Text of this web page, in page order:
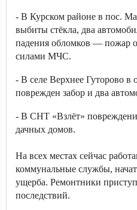
- В Курском районе в пос.
выбиты стёкла, два
падения обломков — пожар
силами МЧС.
- В селе Верхнее Гуторово в
поврежден забор и два
- В СНТ «Взлёт»
дачных домов.
На всех местах сейчас
коммунальные службы,
ущерба. Ремонтники
последствий.